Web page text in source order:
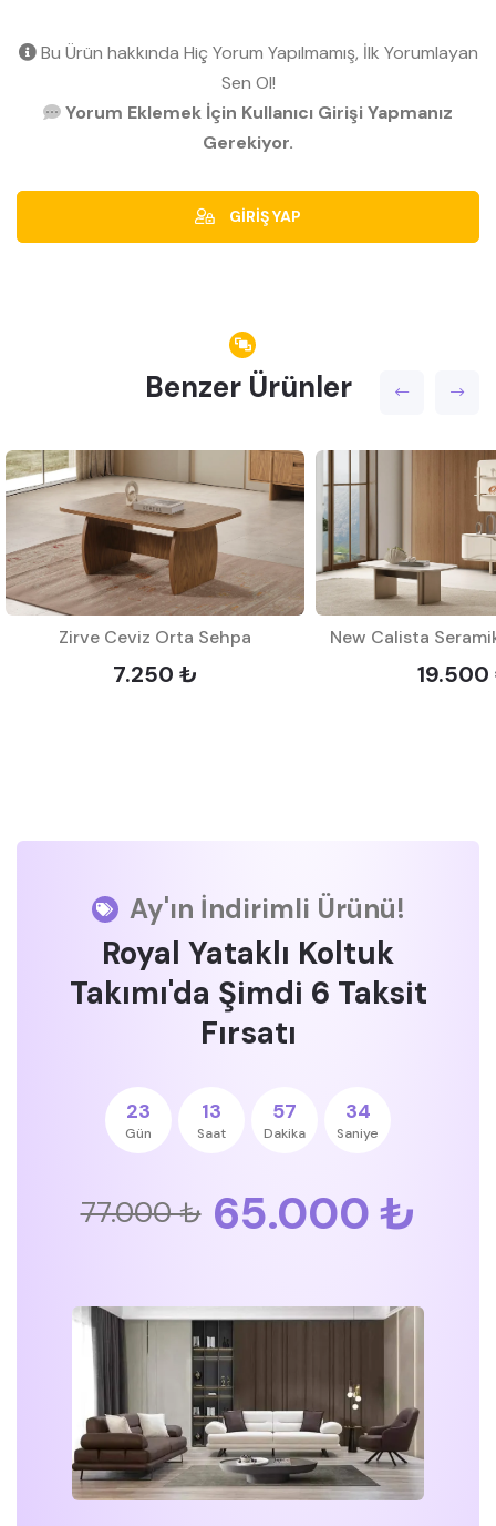
Bu Ürün hakkında Hiç Yorum Yapılmamış, İlk Yorumlayan
Sen Ol!
Yorum Eklemek İçin Kullanıcı Girişi Yapmanız
Gerekiyor.
GİRİŞ YAP
Benzer Ürünler
Zirve Ceviz Orta Sehpa
7.250 ₺
New Calista
Ay'ın İndirimli Ürünü!
Royal Yataklı Koltuk
Takımı'da Şimdi 6 Taksit
Fırsatı
23
Gün
13
Saat
57
Dakika
33
Saniye
77.000 ₺ 65.000 ₺